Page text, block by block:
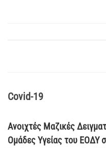
Covid-19
Ανοιχτές Μαζικές
Ομάδες Υγείας του ΕΟΔΥ